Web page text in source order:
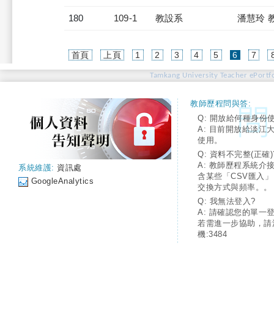
180 109-1 教設系 潘慧玲
首頁 上頁 1 2 3 4 5 6(current)
7
Tamkang University Teacher
系統維護: 資訊處
GoogleAnalytics
教師歷程問與答:
Q: 開放給何種身份
A: 目前開放給淡江
使用。
Q: 資料不完整(正確
A: 教師歷程系統介
含某些「CSV匯入
交換方式與頻率。。
Q: 我無法登入?
A: 請確認您的單一
若需進一步協助，
機:3484